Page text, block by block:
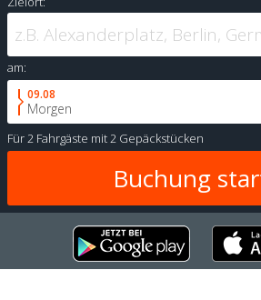
am:
09.08
Morgen
Für2 Fahrgäste mit2 Gepäckstücken